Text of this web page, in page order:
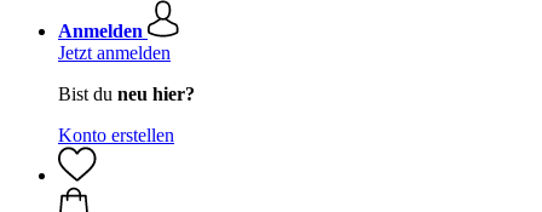
Anmelden
Jetzt anmelden
Bist du neu hier?
Konto erstellen